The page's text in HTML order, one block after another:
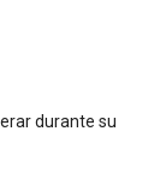
durante su